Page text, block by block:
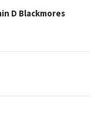
D Blackmores